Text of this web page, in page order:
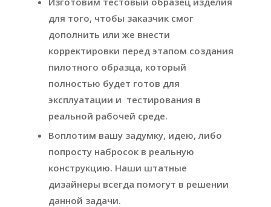
для того, чтобы заказчик смог
дополнить или же внести
корректировки перед этапом создания
пилотного образца, который
полностью будет готов для
эксплуатации и тестирования в
реальной рабочей среде.
Воплотим вашу задумку, идею, либо
попросту набросок в реальную
конструкцию. Наши штатные
дизайнеры всегда помогут в решении
данной задачи.